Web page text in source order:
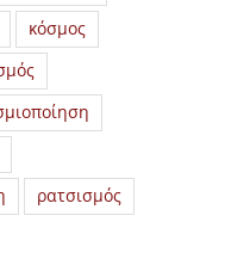
κόσμος
ρατσισμός